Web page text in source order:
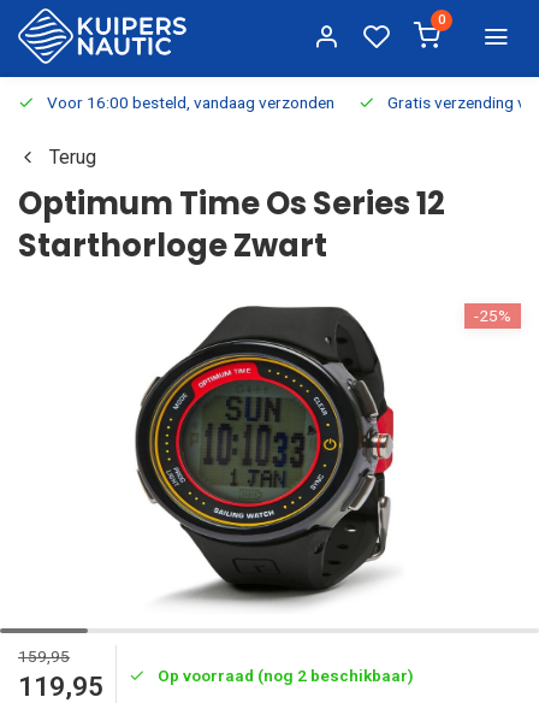
0
Voor 16:00 besteld, vandaag verzonden Gratis verzending
Terug
Optimum Time Os Series 12
Starthorloge Zwart
-25%
159,95
119,95 Op voorraad (nog 2 beschikbaar)